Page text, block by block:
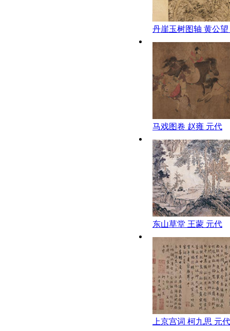
丹崖玉树图轴 黄公
马戏图卷 赵雍 元代
东山草堂 王蒙 元代
上京宫词 柯九思 元